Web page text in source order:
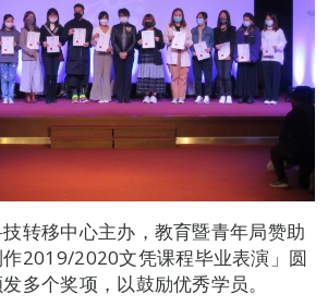
转移中心主办，教育暨青年局赞助
2019/2020文凭课程毕业表演」圆
多个奖项，以鼓励优秀学员。